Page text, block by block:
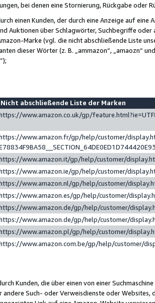
bei denen eine Stornierung, Rückgabe oder
einen Kunden, der durch eine Anzeige auf
Auktionen über Schlagwörter, Suchbegriffe
Marke (vgl. die nicht abschließende Liste
dieser Wörter (z. B. „ammazon“, „amaozn“
”);
Nicht abschließende Liste der Marken
www.amazon.co.uk/gp/
www.amazon.fr/gp/help/customer/
www.amazon.it/gp/help/customer/
www.amazon.ie/gp/help/customer/
www.amazon.nl/gp/help/customer/
www.amazon.es/gp/help/customer/
www.amazon.de/gp/help/customer/
www.amazon.de/gp/help/customer/
www.amazon.pl/gp/help/customer/
www.amazon.com.be/gp/help/customer/
Kunden, die über einen von einer
Such- oder Verweisdienste oder Websites,